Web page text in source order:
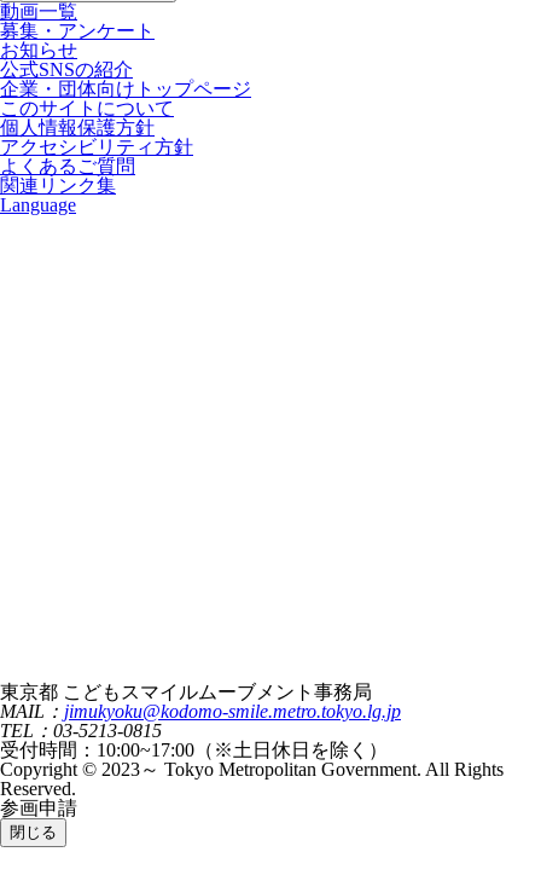
動画一覧
募集・アンケート
お知らせ
公式SNSの紹介
企業・団体向けトップページ
このサイトについて
個人情報保護方針
アクセシビリティ方針
よくあるご質問
関連リンク集
Language
東京都 こどもスマイルムーブメント事務局
MAIL： jimukyoku@kodomo-smile.metro.tokyo.lg.jp
TEL：03-5213-0815
受付時間：10:00~17:00（※土日休日を除く）
Copyright © 2023～ Tokyo Metropolitan Government. All Rights
Reserved.
参画申請
閉じる